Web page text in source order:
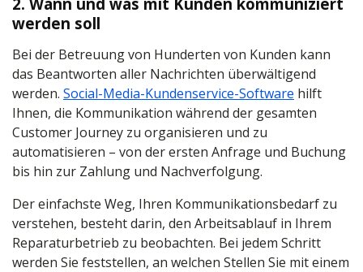
werden soll
Bei der Betreuung von Hunderten von Kunden kann
das Beantworten aller Nachrichten überwältigend
werden. Social-Media-Kundenservice-Software hilft
Ihnen, die Kommunikation während der gesamten
Customer Journey zu organisieren und zu
automatisieren – von der ersten Anfrage und Buchung
bis hin zur Zahlung und Nachverfolgung.
Der einfachste Weg, Ihren Kommunikationsbedarf zu
verstehen, besteht darin, den Arbeitsablauf in Ihrem
Reparaturbetrieb zu beobachten. Bei jedem Schritt
werden Sie feststellen, an welchen Stellen Sie mit einem